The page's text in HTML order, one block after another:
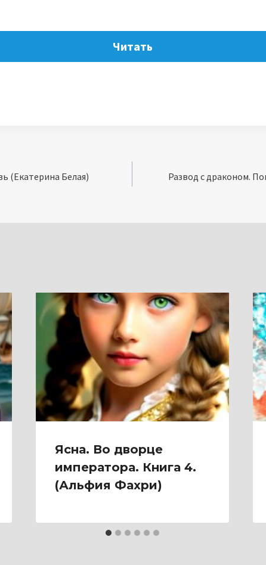
Читать
(Екатерина Белая)
Развод с драконом.
Ясна. Во дворце
императора. Книга 4.
(Альфия Фахри)